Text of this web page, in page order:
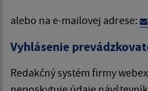
alebo na e-mailovej adrese:
Vyhlásenie
Redakčný systém firmy